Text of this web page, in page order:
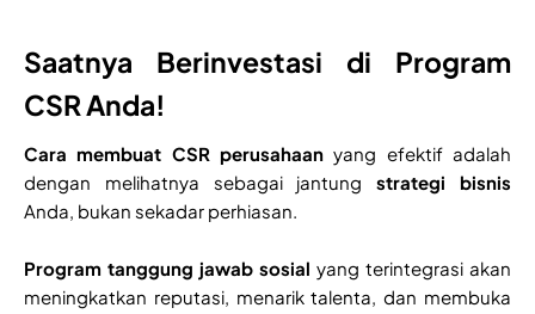
Saatnya Berinvestasi di Program
CSR Anda!
Cara membuat CSR perusahaan yang efektif adalah
dengan melihatnya sebagai jantungstrategi bisnis
Anda, bukan sekadar perhiasan.
Program tanggung jawab sosial yang terintegrasi akan
meningkatkan reputasi, menarik talenta, dan membuka